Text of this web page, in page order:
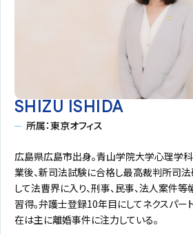
SHIZU ISHIDA
所属：東京オフィス
広島県広島市出身。青山学院大学心理学
業後、新司法試験に合格し最高裁判所司
して法曹界に入り、刑事、民事、法人案件
習得。弁護士登録10年目にしてネクスパー
在は主に離婚事件に注力している。